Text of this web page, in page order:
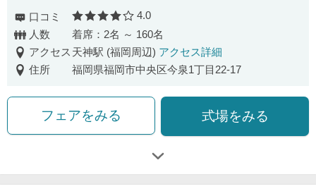
口コミ 口コミ評価
4.0
人数
着席：2名 ～ 160名
アクセス 天神駅 (福岡周辺) アクセス詳細
住所
福岡県福岡市中央区今泉1丁目22-17
フェアをみる 式場をみる